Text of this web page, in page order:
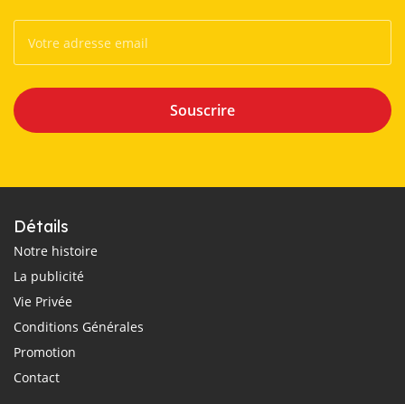
Souscrire
Détails
Notre histoire
La publicité
Vie Privée
Conditions Générales
Promotion
Contact